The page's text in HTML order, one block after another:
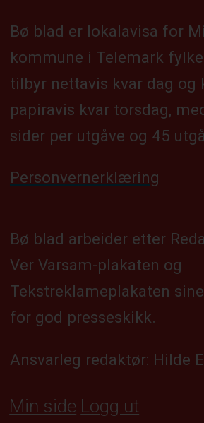
Bø blad er lokalavisa for
kommune i Telemark
tilbyr nettavis kvar dag og
papiravis kvar torsdag,
sider per utgåve og 45
Personvernerklæring
Bø blad arbeider etter
Ver Varsam-plakaten og
Tekstreklameplakaten
for god presseskikk.
Ansvarleg redaktør: Hilde
Min side Logg ut